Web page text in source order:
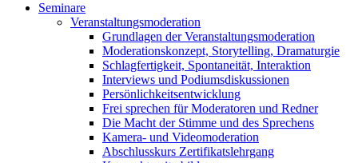
Seminare
Veranstaltungsmoderation
Grundlagen der Veranstaltungsmoderation
Moderationskonzept, Storytelling, Dramaturgie
Schlagfertigkeit, Spontaneität, Interaktion
Interviews und Podiumsdiskussionen
Persönlichkeitsentwicklung
Frei sprechen für Moderatoren und Redner
Die Macht der Stimme und des Sprechens
Kamera- und Videomoderation
Abschlusskurs Zertifikatslehrgang